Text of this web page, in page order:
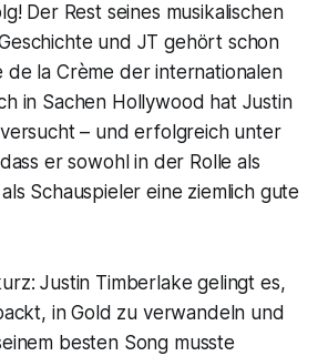
Der Rest seines musikalischen
und JT gehört schon
de la Crème der internationalen
in Sachen Hollywood hat Justin
– und erfolgreich unter
er sowohl in der Rolle als
Schauspieler eine ziemlich gute
Justin Timberlake gelingt es,
in Gold zu verwandeln und
besten Song musste